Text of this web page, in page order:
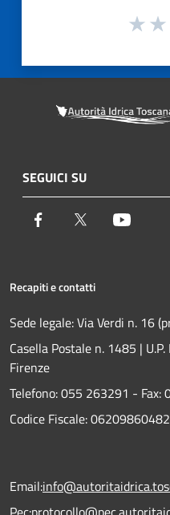
SEGUICI SU
Facebook Twitter
Recapiti e contatti
Sede legale: Via Verdi n. 16
Casella Postale n. 1485 |
Firenze
Telefono:055 263291 - Fax:
Codice Fiscale: 06209860482
Email: